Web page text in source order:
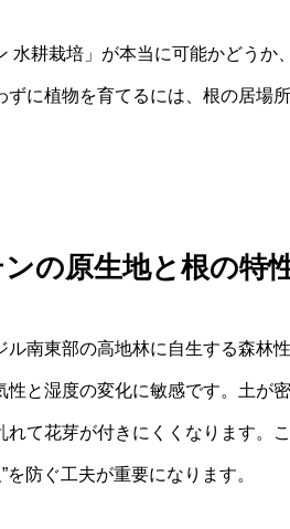
水耕栽培」が本当に可能かどうか
ずに植物を育てるには、根の居場
の原生地と根の特
ル南東部の高地林に自生する森林
性と湿度の変化に敏感です。土が
て花芽が付きにくくなります。
を防ぐ工夫が重要になります。